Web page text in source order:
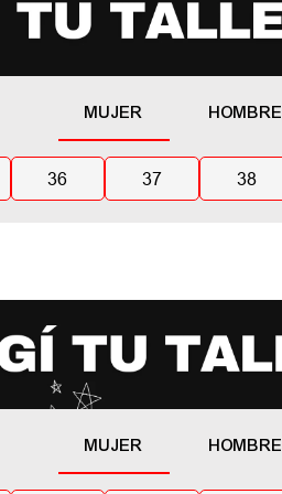
MUJER HOMBRE
36 37 38
MUJER HOMBRE